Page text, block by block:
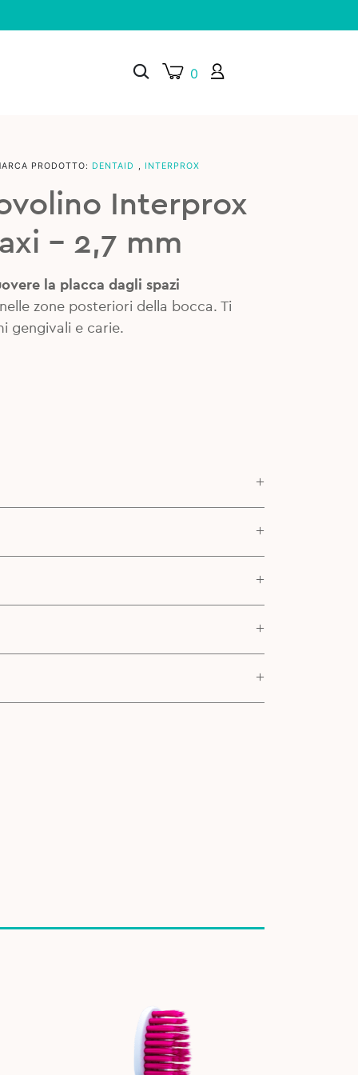
0
PRODOTTO: DENTAID , INTERPROX
Interprox
– 2,7 mm
la placca dagli spazi
zone posteriori della bocca. Ti
gengivali e carie.